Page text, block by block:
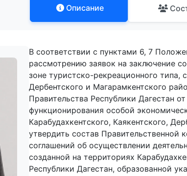
Описание
В соответствии с пунктами 6, 7
рассмотрению заявок на заключение
зоне туристско-рекреационного типа,
Дербентского и Магарамкентского
Правительства Республики Дагестан
функционирования особой
Карабудахкентского, Каякентского,
утвердить состав Правительственной
соглашений об осуществлении
созданной на территориях
Республики Дагестан, образованной